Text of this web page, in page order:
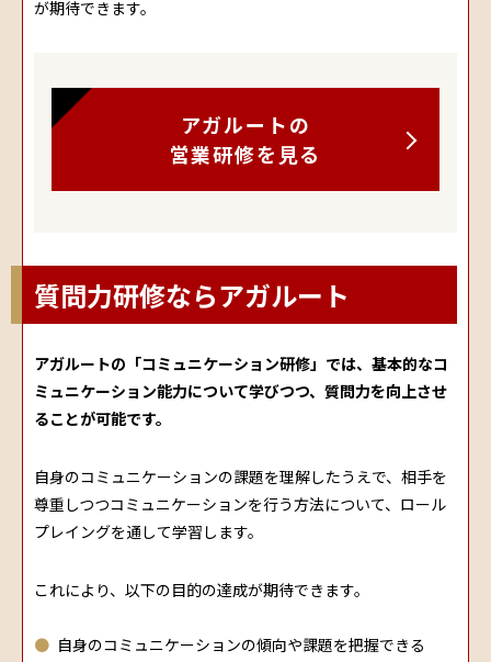
が期待できます。
アガルートの
営業研修を見る
質問力研修ならアガルート
アガルートの「コミュニケーション研修」では、基本的なコ
ミュニケーション能力について学びつつ、質問力を向上させ
ることが可能です。
自身のコミュニケーションの課題を理解したうえで、相手を
尊重しつつコミュニケーションを行う方法について、ロール
プレイングを通して学習します。
これにより、以下の目的の達成が期待できます。
自身のコミュニケーションの傾向や課題を把握できる